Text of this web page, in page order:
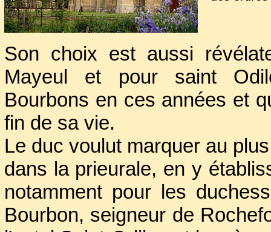
1400. Ses hauts
: 40 000 francs pour
part qui lui revenait des
exceptionnels.
L’appui royal, financier et
une politique
seigneurie de Thiers,
Dauphine, la Combraille et la
le Beaujolais s’ajoutèrent
Son choix est aussi
Mayeul et pour saint
Bourbons en ces années et
fin de sa vie.
Le duc voulut marquer au
dans la prieurale, en y
notamment pour les
Bourbon, seigneur de